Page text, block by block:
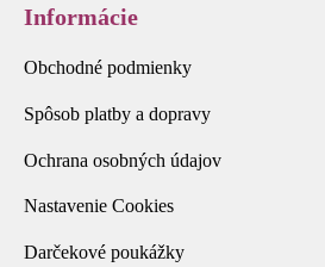
Informácie
Obchodné podmienky
Spôsob platby a dopravy
Ochrana osobných údajov
Nastavenie Cookies
Darčekové poukážky